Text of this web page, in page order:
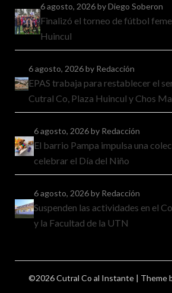
6 agosto, 2026by Diego Soberon
Finalizó el torneo de fútbol
Huincul
6 agosto, 2026by Redacción
EPAS trabaja para restablecer el
Cutral Co, Plaza Huincul y Chos
6 agosto, 2026by Redacción
El barrio Pampa impulsa una
celebrar el Día del Niño
6 agosto, 2026by Redacción
Suspenden las actividades en el
y la Facultad de la UTN
©2026 Cutral Co al Instante | Theme